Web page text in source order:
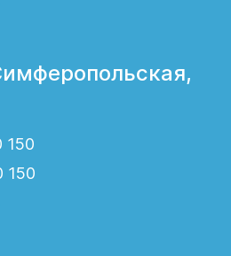
150
150